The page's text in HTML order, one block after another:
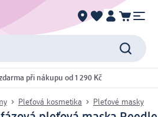
při nákupu od 1 290 Kč
Pleťová kosmetika Pleťové masky